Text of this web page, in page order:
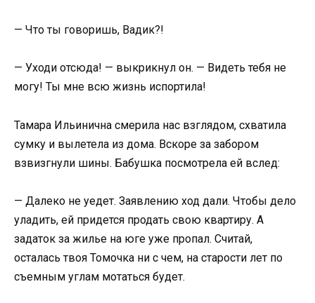
— Что ты говоришь, Вадик?!
— Уходи отсюда! — выкрикнул он. — Видеть тебя не
могу! Ты мне всю жизнь испортила!
Тамара Ильинична смерила нас взглядом, схватила
сумку и вылетела из дома. Вскоре за забором
взвизгнули шины. Бабушка посмотрела ей вслед:
— Далеко не уедет. Заявлению ход дали. Чтобы дело
уладить, ей придется продать свою квартиру. А
задаток за жилье на юге уже пропал. Считай,
осталась твоя Томочка ни с чем, на старости лет по
съемным углам мотаться будет.